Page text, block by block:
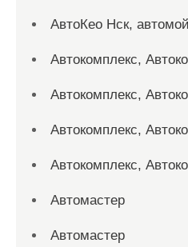
АвтоКео Нск,
Автокомплекс,
Автокомплекс,
Автокомплекс,
Автокомплекс,
Автомастер
Автомастер